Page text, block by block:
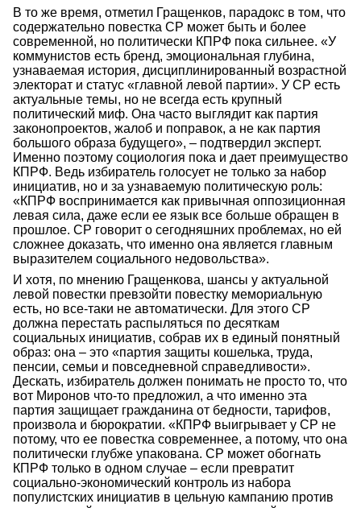
В то же время, отметил Гращенков, парадокс в том, что
содержательно повестка СР может быть и более
современной, но политически КПРФ пока сильнее. «У
коммунистов есть бренд, эмоциональная глубина,
узнаваемая история, дисциплинированный возрастной
электорат и статус «главной левой партии». У СР есть
актуальные темы, но не всегда есть крупный
политический миф. Она часто выглядит как партия
законопроектов, жалоб и поправок, а не как партия
большого образа будущего», – подтвердил эксперт.
Именно поэтому социология пока и дает преимущество
КПРФ. Ведь избиратель голосует не только за набор
инициатив, но и за узнаваемую политическую роль:
«КПРФ воспринимается как привычная оппозиционная
левая сила, даже если ее язык все больше обращен в
прошлое. СР говорит о сегодняшних проблемах, но ей
сложнее доказать, что именно она является главным
выразителем социального недовольства».
И хотя, по мнению Гращенкова, шансы у актуальной
левой повестки превзойти повестку мемориальную
есть, но все-таки не автоматически. Для этого СР
должна перестать распыляться по десяткам
социальных инициатив, собрав их в единый понятный
образ: она – это «партия защиты кошелька, труда,
пенсии, семьи и повседневной справедливости».
Дескать, избиратель должен понимать не просто то, что
вот Миронов что-то предложил, а что именно эта
партия защищает гражданина от бедности, тарифов,
произвола и бюрократии. «КПРФ выигрывает у СР не
потому, что ее повестка современнее, а потому, что она
политически глубже упакована. СР может обогнать
КПРФ только в одном случае – если превратит
социально-экономический контроль из набора
популистских инициатив в цельную кампанию против